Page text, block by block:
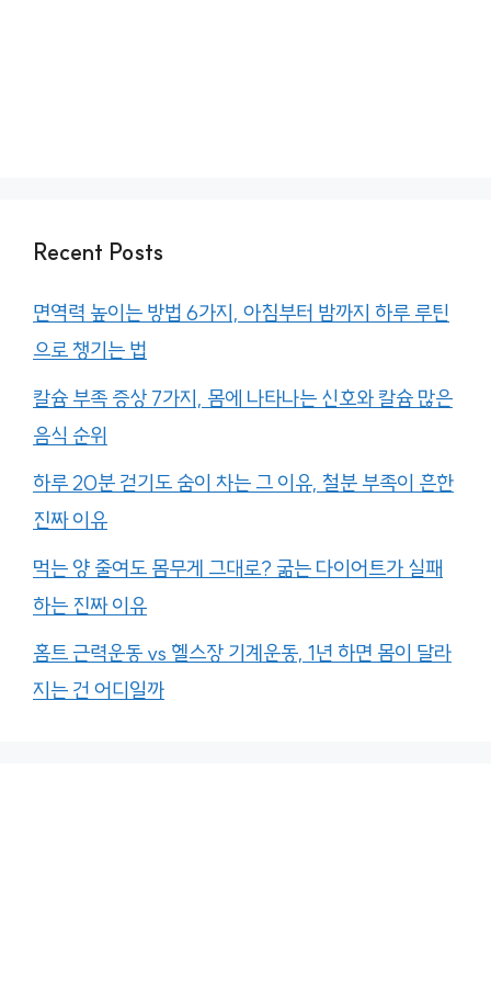
Recent Posts
면역력 높이는 방법 6가지, 아침부터 밤까지 하루 루틴
으로 챙기는 법
칼슘 부족 증상 7가지, 몸에 나타나는 신호와 칼슘 많은
음식 순위
하루 20분 걷기도 숨이 차는 그 이유, 철분 부족이 흔한
진짜 이유
먹는 양 줄여도 몸무게 그대로? 굶는 다이어트가 실패
하는 진짜 이유
홈트 근력운동 vs 헬스장 기계운동, 1년 하면 몸이 달라
지는 건 어디일까